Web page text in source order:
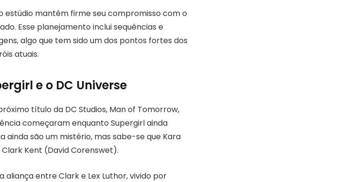
estúdio mantém firme seu compromisso com o
Esse planejamento inclui sequências e
algo que tem sido um dos pontos fortes dos
atuais.
e o DC Universe
título da DC Studios, Man of Tomorrow,
começaram enquanto Supergirl ainda
ainda são um mistério, mas sabe-se que Kara
Kent (David Corenswet).
entre Clark e Lex Luthor, vivido por